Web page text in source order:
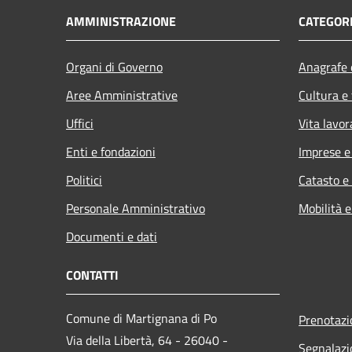
AMMINISTRAZIONE
Organi di Governo
Aree Amministrative
Uffici
Enti e fondazioni
Politici
Personale Amministrativo
Documenti e dati
Cultura
Vita
Imprese
Catasto
Mobilità
CONTATTI
Comune di Martignana di Po
Via della Libertà, 64 - 26040 -